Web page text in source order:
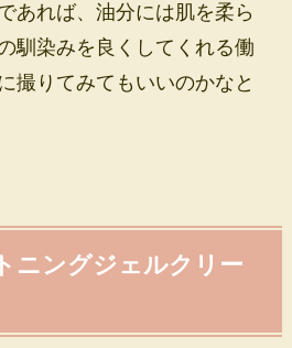
あれば、油分には肌を柔ら
馴染みを良くしてくれる働
撮りてみてもいいのかなと
ニングジェルクリー